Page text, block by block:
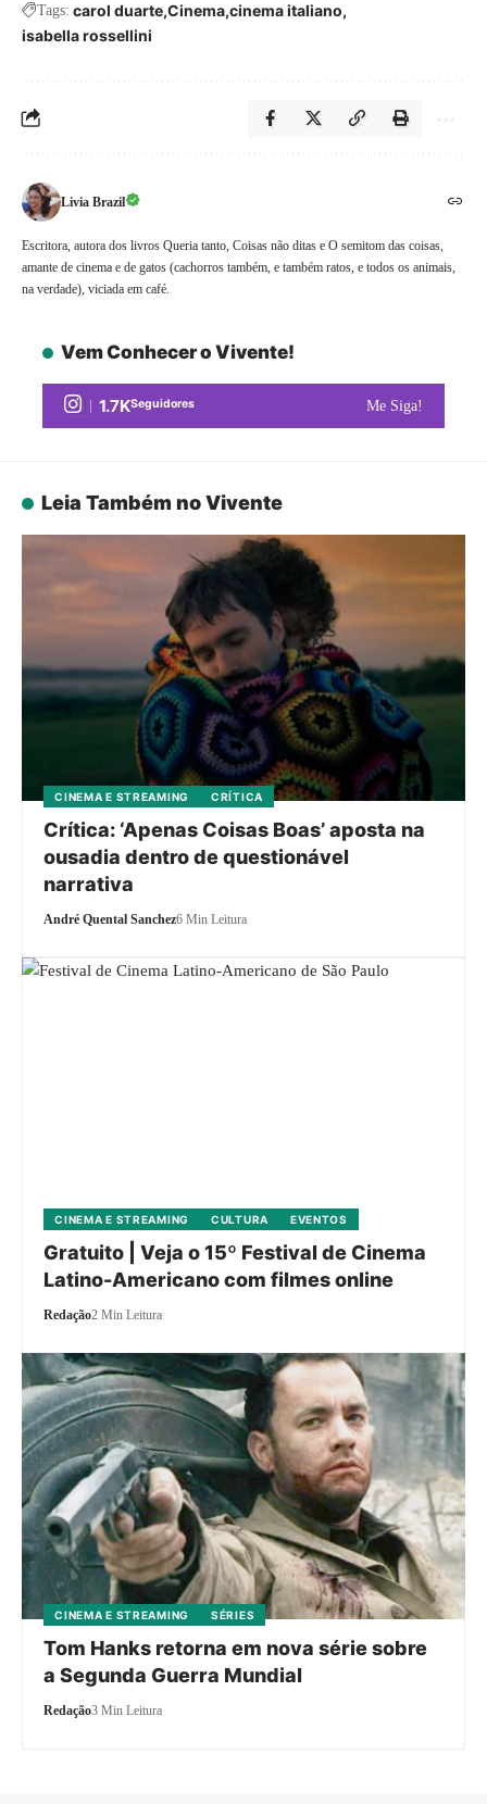
Tags: carol duarte Cinema cinema italiano
isabella rossellini
Livia Brazil
Escritora, autora dos livros Queria tanto, Coisas não ditas e O semitom das coisas,
amante de cinema e de gatos (cachorros também, e também ratos, e todos os animais,
na verdade), viciada em café.
Vem Conhecer o Vivente!
1.7KSeguidores Me Siga!
Leia Também no Vivente
CINEMA E STREAMING CRÍTICA
Crítica: ‘Apenas Coisas Boas’ aposta na
ousadia dentro de questionável
narrativa
André Quental Sanchez6 Min Leitura
CINEMA E STREAMING CULTURA EVENTOS
Gratuito | Veja o 15º Festival de Cinema
Latino-Americano com filmes online
Redação2 Min Leitura
CINEMA E STREAMING SÉRIES
Tom Hanks retorna em nova série sobre
a Segunda Guerra Mundial
Redação3 Min Leitura